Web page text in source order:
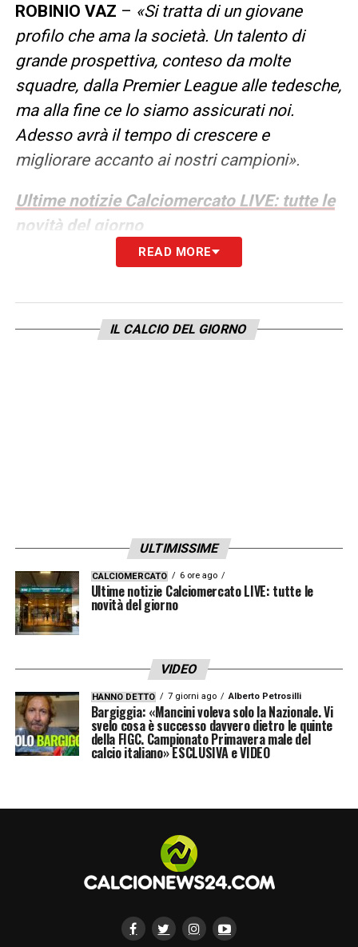
ROBINIO VAZ – «Si tratta di un giovane
profilo che ama la società. Un talento di
grande prospettiva, conteso da molte
squadre, dalla Premier League alle tedesche,
ma alla fine ce lo siamo assicurati noi.
Adesso avrà il tempo di crescere e
migliorare accanto ai nostri campioni».
Ultime notizie Calciomercato LIVE: tutte le
novità del giorno
READ MORE
IL CALCIO DEL GIORNO
ULTIMISSIME
CALCIOMERCATO 6 ore ago
Ultime notizie Calciomercato LIVE: tutte le
novità del giorno
VIDEO
HANNO DETTO 7 giorni ago Alberto Petrosilli
Bargiggia: «Mancini voleva solo la Nazionale. Vi
svelo cosa è successo davvero dietro le quinte
della FIGC. Campionato Primavera male del
calcio italiano» ESCLUSIVA e VIDEO